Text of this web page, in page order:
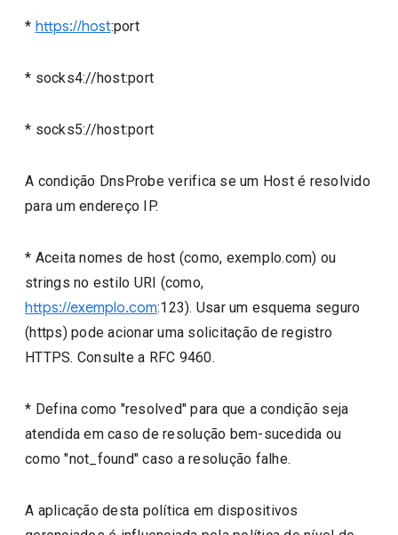
* https://host:port
* socks4://host:port
* socks5://host:port
A condição DnsProbe verifica se um Host é resolvido
para um endereço IP.
* Aceita nomes de host (como, exemplo.com) ou
strings no estilo URI (como,
https://exemplo.com:123). Usar um esquema seguro
(https) pode acionar uma solicitação de registro
HTTPS. Consulte a RFC 9460.
* Defina como "resolved" para que a condição seja
atendida em caso de resolução bem-sucedida ou
como "not_found" caso a resolução falhe.
A aplicação desta política em dispositivos